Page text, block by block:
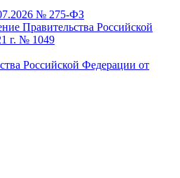
№ 275-ФЗ
Российской Федерации от